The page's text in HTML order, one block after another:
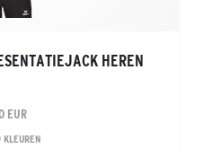
HEREN
EUR
KLEUREN